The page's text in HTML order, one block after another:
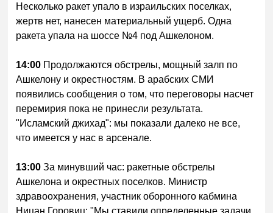
Несколько ракет упало в израильских поселках,
жертв нет, нанесен материальный ущерб. Одна
ракета упала на шоссе №4 под Ашкелоном.
14:00 Продолжаются обстрелы, мощный залп по
Ашкелону и окрестностям. В арабских СМИ
появились сообщения о том, что переговоры насчет
перемирия пока не принесли результата.
"Исламский джихад": мы показали далеко не все,
что имеется у нас в арсенале.
13:00За минувший час: ракетные обстрелы
Ашкелона и окрестных поселков. Министр
здравоохранения, участник оборонного кабмина
Ницан Горовиц: "Мы ставили определенные задачи